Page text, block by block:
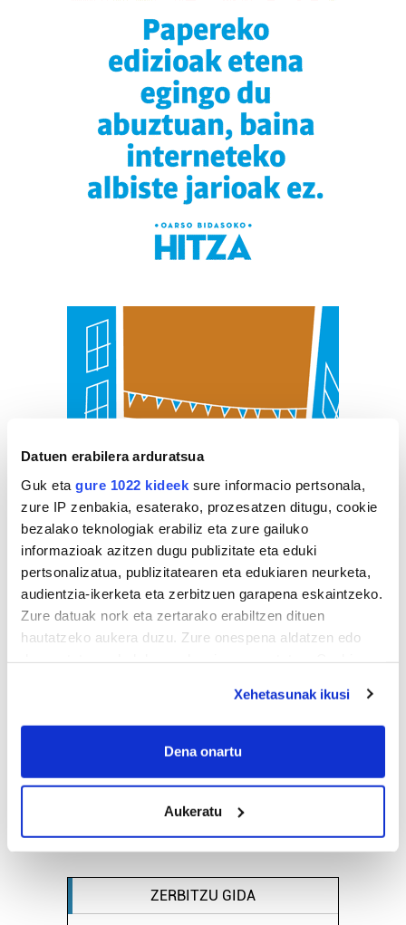
Datuen erabilera arduratsua
Guk eta gure 1022 kideek sure informacio pertsonala,
zure IP zenbakia, esaterako, prozesatzen ditugu, cookie
bezalako teknologiak erabiliz eta zure gailuko
informazioak azitzen dugu publizitate eta eduki
pertsonalizatua, publizitatearen eta edukiaren neurketa,
audientzia-ikerketa eta zerbitzuen garapena eskaintzeko.
Zure datuak nork eta zertarako erabiltzen dituen
hautatzeko aukera duzu. Zure onespena aldatzen edo
If you allow, we would also like to:
Collect information about your geographical
meters
Identify your device by actively scanning it for
specific characteristics (fingerprinting)
and set your preferences in thedetails section.
Xehetasunak ikusi
Dena onartu
Aukeratu
ZERBITZU GIDA